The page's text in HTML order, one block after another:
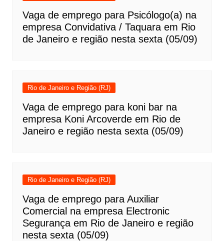
Vaga de emprego para Psicólogo(a) na
empresa Convidativa / Taquara em Rio
de Janeiro e região nesta sexta (05/09)
Rio de Janeiro e Região (RJ)
Vaga de emprego para koni bar na
empresa Koni Arcoverde em Rio de
Janeiro e região nesta sexta (05/09)
Rio de Janeiro e Região (RJ)
Vaga de emprego para Auxiliar
Comercial na empresa Electronic
Segurança em Rio de Janeiro e região
nesta sexta (05/09)